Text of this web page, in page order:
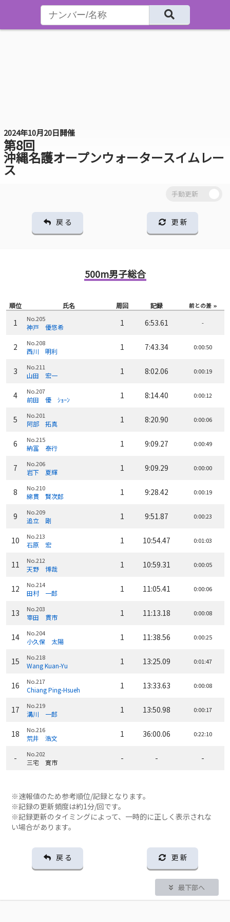
2024年10月20日開催
第8回
沖縄名護オープンウォータースイムレー
ス
戻 る 更 新
500m男子総合
順位 氏名 周回 記録 前との差
1 No.205
神戸 優悠希 1 6:53.61 -
2 No.208
西川 明利 1 7:43.34 0:00:50
3 No.211
山田 宏一 1 8:02.06 0:00:19
4 No.207
前田 優 ｼｮｰﾝ 1 8:14.40 0:00:12
5 No.201
阿部 拓真 1 8:20.90 0:00:06
6 No.215
納冨 泰行 1 9:09.27 0:00:49
7 No.206
岩下 夏輝 1 9:09.29 0:00:00
8 No.210
綿貫 賢次郎 1 9:28.42 0:00:19
9 No.209
追立 剛 1 9:51.87 0:00:23
10 No.213
石原 宏 1 10:54.47 0:01:03
11 No.212
天野 博哉 1 10:59.31 0:00:05
12 No.214
田村 一郎 1 11:05.41 0:00:06
13 No.203
宰田 貫市 1 11:13.18 0:00:08
14 No.204
小久保 太陽 1 11:38.56 0:00:25
15 No.218
Wang Kuan-Yu 1 13:25.09 0:01:47
16 No.217
Chiang Ping-Hsueh 1 13:33.63 0:00:08
17 No.219
溝川 一郎 1 13:50.98 0:00:17
18 No.216
荒井 浩文 1 36:00.06 0:22:10
- No.202
三宅 寛市 - - -
※速報値のため参考順位/記録となります。
※記録の更新頻度は約1分/回です。
※記録更新のタイミングによって、一時的に正しく表示されな
い場合があります。
戻 る 更 新
最下部へ